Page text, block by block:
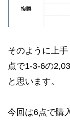
そのように上
点で1-3-6の
と思います。
今回は6点で購